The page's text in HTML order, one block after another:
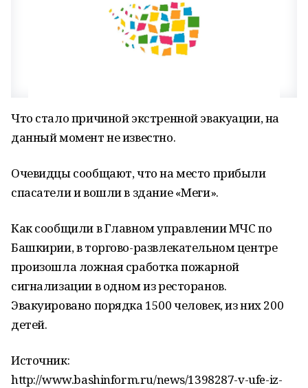
Что стало причиной экстренной эвакуации, на
данный момент не известно.
Очевидцы сообщают, что на место прибыли
спасатели и вошли в здание «Меги».
Как сообщили в Главном управлении МЧС по
Башкирии, в торгово-развлекательном центре
произошла ложная сработка пожарной
сигнализации в одном из ресторанов.
Эвакуировано порядка 1500 человек, из них 200
детей.
Источник:
http://www.bashinform.ru/news/1398287-v-ufe-iz-